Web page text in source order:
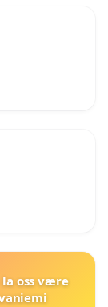
oss være